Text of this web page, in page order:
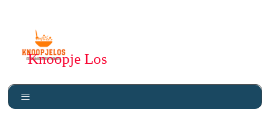
Knoopje Los